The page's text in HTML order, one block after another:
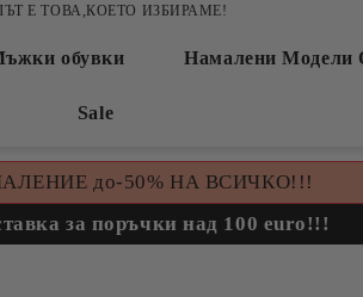
Е ТОВА,КОЕТО ИЗБИРАМЕ!
обувки Намалени Модели
Sale
до-50% НА ВСИЧКО!!!
за поръчки над 100 euro!!!